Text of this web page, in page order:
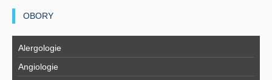
OBORY
Alergologie
Angiologie